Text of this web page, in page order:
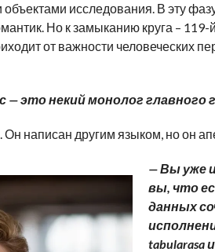
исследования. В эту
Но к замыканию круга –
от важности человеческих
— это некий монолог главного
написан другим языком, но он
— Вы уже
вы, что
данных
tabularasa